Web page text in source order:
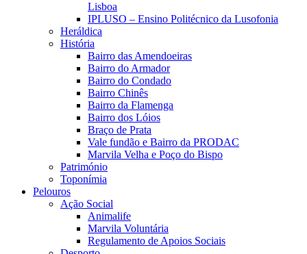
Lisboa
IPLUSO – Ensino Politécnico da Lusofonia
Heráldica
História
Bairro das Amendoeiras
Bairro do Armador
Bairro do Condado
Bairro Chinês
Bairro da Flamenga
Bairro dos Lóios
Braço de Prata
Vale fundão e Bairro da PRODAC
Marvila Velha e Poço do Bispo
Património
Toponímia
Pelouros
Ação Social
Animalife
Marvila Voluntária
Regulamento de Apoios Sociais